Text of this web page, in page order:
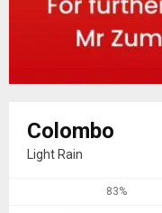
Colombo
Light Rain
83%